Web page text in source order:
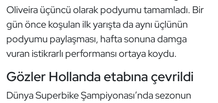
Oliveira üçüncü olarak podyumu tamamladı. Bir
gün önce koşulan ilk yarışta da aynı üçlünün
podyumu paylaşması, hafta sonuna damga
vuran istikrarlı performansı ortaya koydu.
Gözler Hollanda etabına çevrildi
Dünya Superbike Şampiyonası’nda sezonun
Triatlon
Voleybol
Vücut Geliştirme Fitness
Wushu Kungfu